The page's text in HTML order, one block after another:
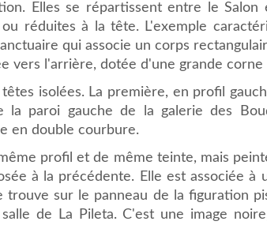
Elles se répartissent entre le Salon
réduites à la tête. L'exemple
qui associe un corps
vers l'arrière, dotée d'une grande corne
isolées. La première, en profil
la paroi gauche de la galerie des
en double courbure.
profil et de même teinte, mais
à la précédente. Elle est associée à
trouve sur le panneau de la figuration
de La Pileta. C'est une image